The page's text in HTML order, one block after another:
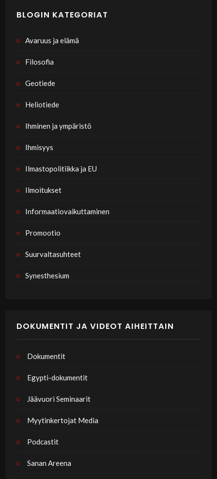
BLOGIN KATEGORIAT
Avaruus ja elämä
Filosofia
Geotiede
Heliotiede
Ihminen ja ympäristö
Ihmisyys
Ilmastopolitiikka ja EU
Ilmoitukset
Informaatiovaikuttaminen
Promootio
Suurvaltasuhteet
Synesthesium
DOKUMENTIT JA VIDEOT AIHEITTAIN
Dokumentit
Egypti-dokumentit
Jäävuori Seminaarit
Myytinkertojat Media
Podcastit
Sanan Areena